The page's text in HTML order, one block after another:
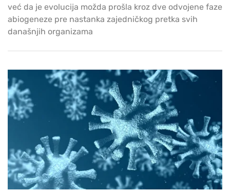
već da je evolucija možda prošla kroz dve odvojene faze
abiogeneze pre nastanka zajedničkog pretka svih
današnjih organizama